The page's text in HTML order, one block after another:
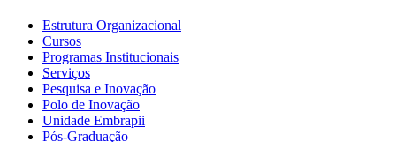
Estrutura Organizacional
Cursos
Programas Institucionais
Serviços
Pesquisa e Inovação
Polo de Inovação
Unidade Embrapii
Pós-Graduação